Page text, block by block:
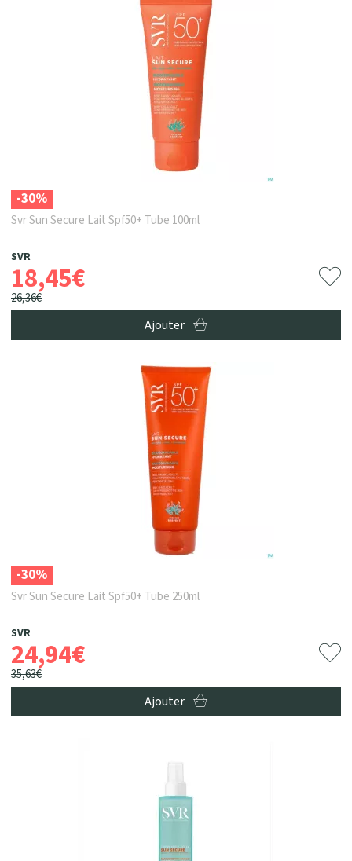
-30%
Svr Sun Secure Lait Spf50+ Tube 100ml
SVR
18,45€
26,36€
Ajouter
-30%
Svr Sun Secure Lait Spf50+ Tube 250ml
SVR
24,94€
35,63€
Ajouter